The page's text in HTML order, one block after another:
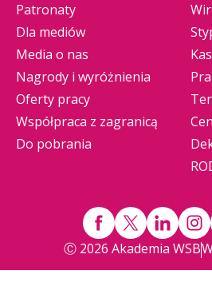
Patronaty
Dla mediów
Media o nas
Nagrody i wyróżnienia
Oferty pracy
Współpraca z zagranicą
Do pobrania
Ⓒ 2026 Akademia WSB